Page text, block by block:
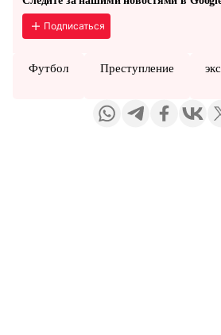
Подписаться
Футбол Преступление